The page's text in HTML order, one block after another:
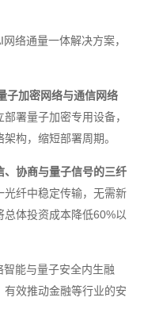
络通量一体解决方案，
子加密网络与通信网络
署量子加密专用设备，
构，缩短部署周期。
协商与量子信号的三纤
纤中稳定传输，无需新
体投资成本降低60%以
能与量子安全内生融
效推动金融等行业的安